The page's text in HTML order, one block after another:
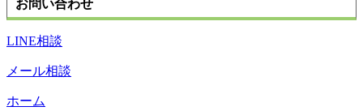
お問い合わせ
LINE相談
メール相談
ホーム